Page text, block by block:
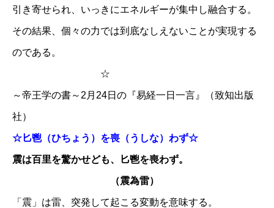
引き寄せられ、いっきにエネルギーが集中し融合する。
その結果、個々の力では到底なしえないことが実現する
のである。
☆
～帝王学の書～2月24日の『易経一日一言』（致知出版
社）
☆匕鬯（ひちょう）を喪（うしな）わず☆
震は百里を驚かせども、匕鬯を喪わず。
（震為雷）
「震」は雷、突発して起こる変動を意味する。